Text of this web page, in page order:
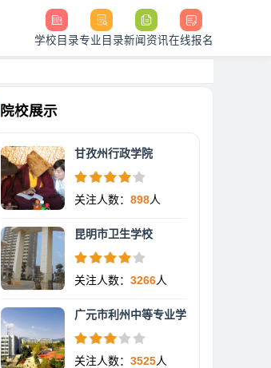
学校目录专业目录新闻资讯在线报名
院校展示
甘孜州行政学院
关注人数： 898人
昆明市卫生学校
关注人数： 3266人
广元市利州中等专业学
关注人数： 3525人